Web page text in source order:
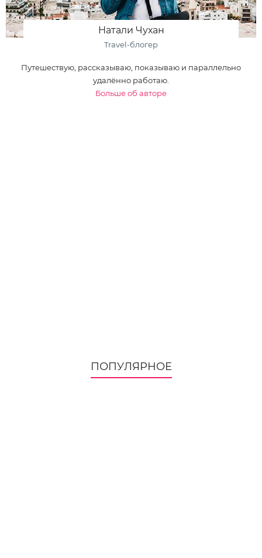
Натали Чухан
Travel-блогер
Путешествую, рассказываю, показываю и параллельно
удалённо работаю.
Больше об авторе
ПОПУЛЯРНОЕ